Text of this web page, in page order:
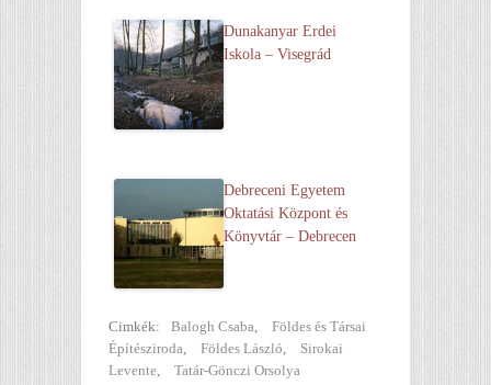
Dunakanyar Erdei
Iskola – Visegrád
Debreceni Egyetem
Oktatási Központ és
Könyvtár – Debrecen
Cimkék: Balogh Csaba
Földes és Társai
Építésziroda
Földes László
Sirokai
Levente
Tatár-Gönczi Orsolya